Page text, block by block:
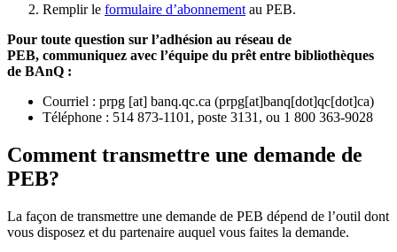
Remplir le formulaire d’abonnement au PEB.
Pour toute question sur l’adhésion au réseau de
PEB, communiquez avec l’équipe du prêt entre bibliothèques
de BAnQ :
Courriel : prpg [at] banq.qc.ca (prpg[at]banq[dot]qc[dot]ca)
Téléphone : 514 873-1101, poste 3131, ou 1 800 363-9028
Comment transmettre une demande de
PEB?
La façon de transmettre une demande de PEB dépend de l’outil dont
vous disposez et du partenaire auquel vous faites la demande.